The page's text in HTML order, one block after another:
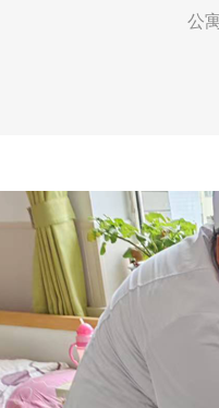
公寓